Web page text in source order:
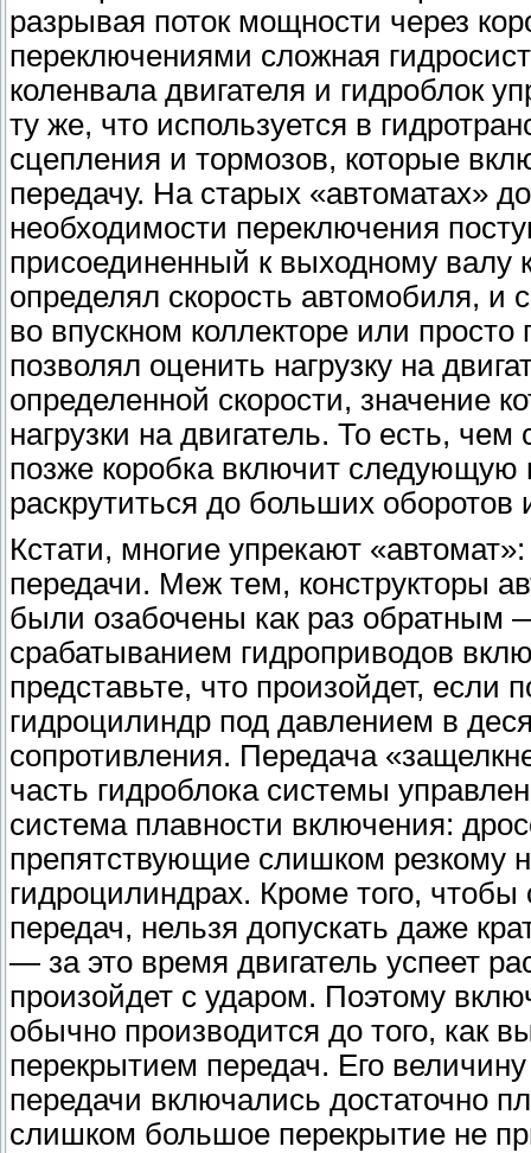
разрывая поток мощности через
переключениями сложная
коленвала двигателя и гидроблок
ту же, что используется в
сцепления и тормозов, которые
передачу. На старых «автоматах»
необходимости переключения
присоединенный к выходному валу
определял скорость автомобиля, и
во впускном коллекторе или
позволял оценить нагрузку на
определенной скорости, значение
нагрузки на двигатель. То есть,
позже коробка включит следующую
раскрутиться до больших
Кстати, многие упрекают
передачи. Меж тем, конструкторы
были озабочены как раз
срабатыванием гидроприводов
представьте, что произойдет, если
гидроцилиндр под давлением в
сопротивления. Передача
часть гидроблока системы
система плавности включения:
препятствующие слишком резкому
гидроцилиндрах. Кроме того,
передач, нельзя допускать даже
— за это время двигатель успеет
произойдет с ударом. Поэтому
обычно производится до того, как
перекрытием передач. Его
передачи включались достаточно
слишком большое перекрытие не